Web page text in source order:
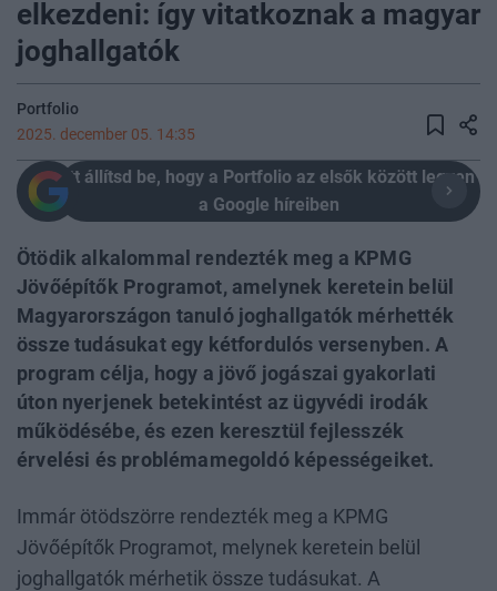
elkezdeni: így vitatkoznak a magyar
joghallgatók
Portfolio
2025. december 05. 14:35
Itt állítsd be, hogy a Portfolio az elsők között legyen
a Google híreiben
Ötödik alkalommal rendezték meg a KPMG
Jövőépítők Programot, amelynek keretein belül
Magyarországon tanuló joghallgatók mérhették
össze tudásukat egy kétfordulós versenyben. A
program célja, hogy a jövő jogászai gyakorlati
úton nyerjenek betekintést az ügyvédi irodák
működésébe, és ezen keresztül fejlesszék
érvelési és problémamegoldó képességeiket.
Immár ötödszörre rendezték meg a KPMG
Jövőépítők Programot, melynek keretein belül
joghallgatók mérhetik össze tudásukat. A